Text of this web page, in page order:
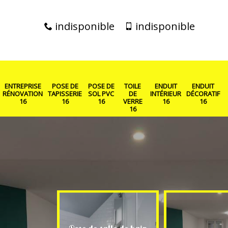
indisponible indisponible
ENTREPRISE
RÉNOVATION
16
POSE DE
TAPISSERIE
16
POSE DE
SOL PVC
16
TOILE
DE
VERRE
16
ENDUIT
INTÉRIEUR
16
ENDUIT
DÉCORATIF
16